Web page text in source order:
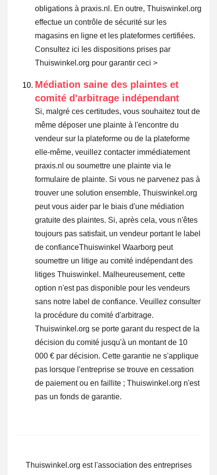
obligations à praxis.nl. En outre, Thuiswinkel.org
effectue un contrôle de sécurité sur les
magasins en ligne et les plateformes certifiées.
Consultez ici les dispositions prises par
Thuiswinkel.org pour garantir ceci >
Médiation saine des plaintes et
comité d'arbitrage indépendant
Si, malgré ces certitudes, vous souhaitez tout de
même déposer une plainte à l'encontre du
vendeur sur la plateforme ou de la plateforme
elle-même, veuillez contacter immédiatement
praxis.nl ou soumettre une plainte via le
formulaire de plainte. Si vous ne parvenez pas à
trouver une solution ensemble, Thuiswinkel.org
peut vous aider par le biais d'une médiation
gratuite des plaintes. Si, après cela, vous n'êtes
toujours pas satisfait, un vendeur portant le label
de confianceThuiswinkel Waarborg peut
soumettre un litige au comité indépendant des
litiges Thuiswinkel. Malheureusement, cette
option n'est pas disponible pour les vendeurs
sans notre label de confiance. Veuillez consulter
la procédure du comité d'arbitrage.
Thuiswinkel.org se porte garant du respect de la
décision du comité jusqu'à un montant de 10
000 € par décision. Cette garantie ne s'applique
pas lorsque l'entreprise se trouve en cessation
de paiement ou en faillite ; Thuiswinkel.org n'est
pas un fonds de garantie.
Thuiswinkel.org est l'association des entreprises